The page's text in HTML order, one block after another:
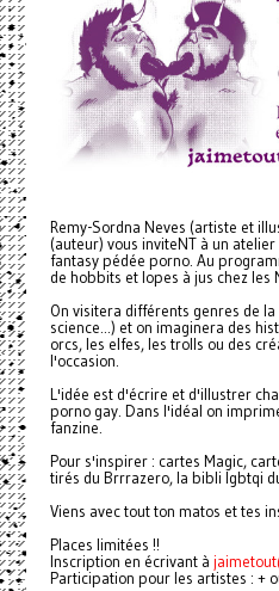
Remy-Sordna Neves (artiste et
(auteur) vous inviteNT à un
fantasy pédée porno. Au
de hobbits et lopes à jus chez les
On visitera différents genres de
science...) et on imaginera des
orcs, les elfes, les trolls ou des
l'occasion.
L'idée est d'écrire et d'illustrer
porno gay. Dans l'idéal on
fanzine.
Pour s'inspirer : cartes Magic,
tirés du Brrrazero, la bibli lgbtqi
Viens avec tout ton matos et tes
Places limitées !!
Inscription en écrivant à
Participation pour les artistes : +